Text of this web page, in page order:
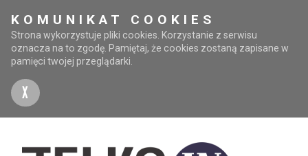
KOMUNIKAT COOKIES
Strona wykorzystuje pliki cookies. Korzystanie z serwisu
oznacza na to zgodę. Pamiętaj, że cookies zostaną zapisane w
pamięci twojej przeglądarki.
X